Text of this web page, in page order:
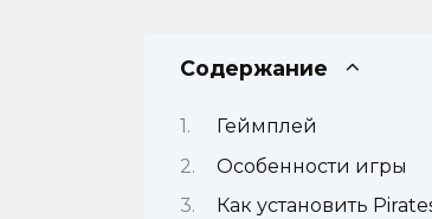
Содержание
Геймплей
Особенности игры
Как установить